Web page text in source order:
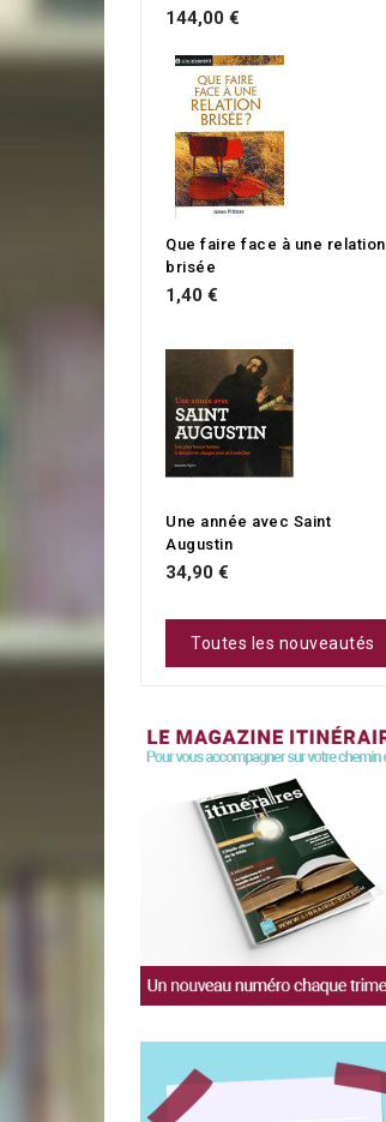
144,00 €
Que faire face à une relation
brisée
1,40 €
Une année avec Saint
Augustin
34,90 €
Toutes les nouveautés